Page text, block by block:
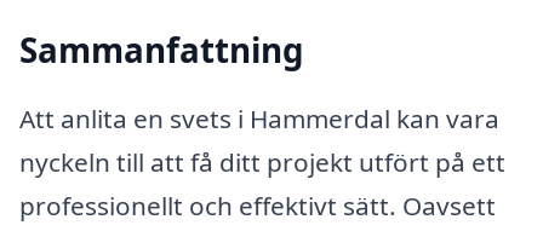
Sammanfattning
Att anlita en svets i Hammerdal kan vara
nyckeln till att få ditt projekt utfört på ett
professionellt och effektivt sätt. Oavsett